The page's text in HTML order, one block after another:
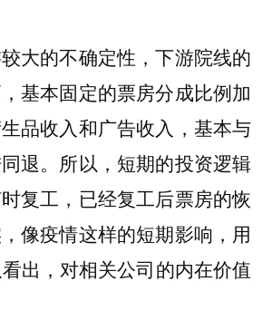
大的不确定性，下游院线的
基本固定的票房分成比例加
生品收入和广告收入，基本与
退。所以，短期的投资逻辑
复工，已经复工后票房的恢
像疫情这样的短期影响，用
出，对相关公司的内在价值